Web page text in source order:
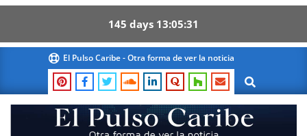
145 days 13 05 30
content
El Pulso Caribe - Otra forma de ver la noticia
Search